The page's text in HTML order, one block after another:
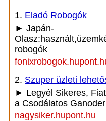
1. Eladó Robogók
► Japán-
robogók
2. Szuper üzleti
► Legyél Sikeres,
a Csodálatos
nagysiker.hupont.hu